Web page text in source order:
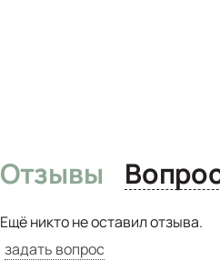
Отзывы
Ещё никто не оставил отзыва.
задать вопрос